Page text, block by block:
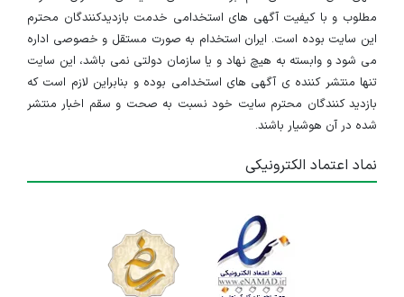
مطلوب و با کیفیت آگهی های استخدامی خدمت بازدیدکنندگان محترم
این سایت بوده است. ایران استخدام به صورت مستقل و خصوصی اداره
می شود و وابسته به هیچ نهاد و یا سازمان دولتی نمی باشد، این سایت
تنها منتشر کننده ی آگهی های استخدامی بوده و بنابراین لازم است که
بازدید کنندگان محترم سایت خود نسبت به صحت و سقم اخبار منتشر
شده در آن هوشیار باشند.
نماد اعتماد الکترونیکی